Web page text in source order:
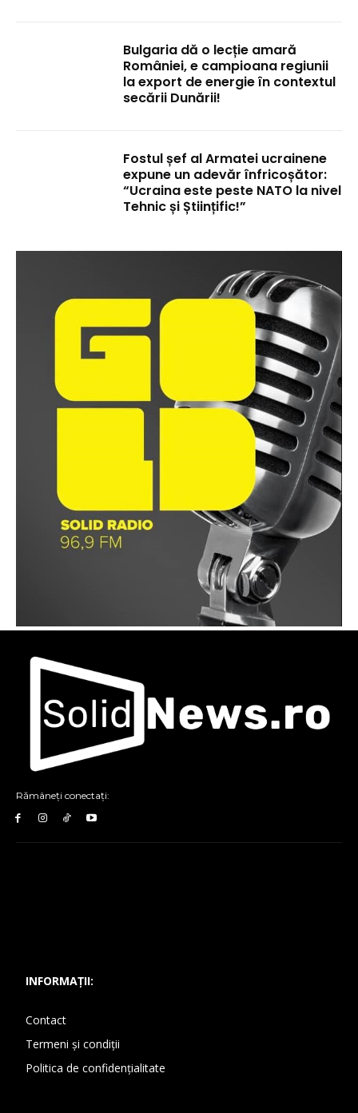
Bulgaria dă o lecție amară
României, e campioana regiunii
la export de energie în contextul
secării Dunării!
Fostul șef al Armatei ucrainene
expune un adevăr înfricoșător:
“Ucraina este peste NATO la nivel
Tehnic și Științific!”
Rămâneți conectați:
INFORMAȚII:
Contact
Termeni și condiții
Politica de confidențialitate